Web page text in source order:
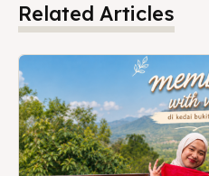
Related Articles